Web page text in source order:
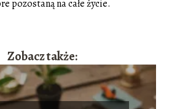
pozostaną na całe życie.
Zobacz także: